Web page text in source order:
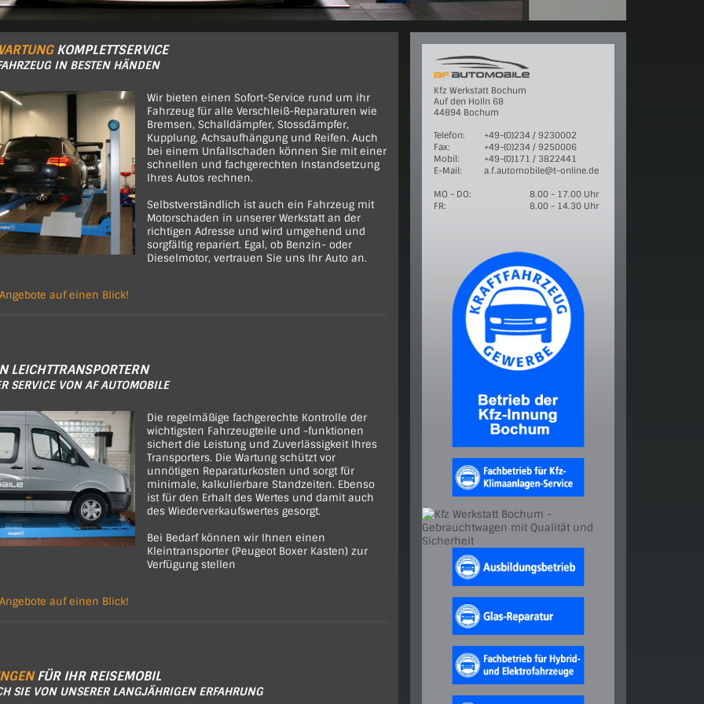
KOMPLETTSERVICE
IN BESTEN HÄNDEN
Wir bieten einen Sofort-Service rund um ihr
Fahrzeug für alle Verschleiß-Reparaturen wie
Bremsen, Schalldämpfer, Stossdämpfer,
Kupplung, Achsaufhängung und Reifen. Auch
bei einem Unfallschaden können Sie mit einer
schnellen und fachgerechten Instandsetzung
Ihres Autos rechnen.
Selbstverständlich ist auch ein Fahrzeug mit
Motorschaden in unserer Werkstatt an der
richtigen Adresse und wird umgehend und
sorgfältig repariert. Egal, ob Benzin- oder
Dieselmotor, vertrauen Sie uns Ihr Auto an.
auf einen Blick!
LEICHTTRANSPORTERN
SERVICE VON AF AUTOMOBILE
Die regelmäßige fachgerechte Kontrolle der
wichtigsten Fahrzeugteile und -funktionen
sichert die Leistung und Zuverlässigkeit Ihres
Transporters. Die Wartung schützt vor
unnötigen Reparaturkosten und sorgt für
minimale, kalkulierbare Standzeiten. Ebenso
ist für den Erhalt des Wertes und damit auch
des Wiederverkaufswertes gesorgt.
Bei Bedarf können wir Ihnen einen
Kleintransporter (Peugeot Boxer Kasten) zur
Verfügung stellen
auf einen Blick!
FÜR IHR REISEMOBIL
SIE VON UNSERER LANGJÄHRIGEN ERFAHRUNG
Kfz Werkstatt Bochum
Auf den Holln 68
44894 Bochum
Telefon:
+49-(0)234 / 9230002
Fax:
+49-(0)234 / 9250006
Mobil:
+49-(0)171 / 3822441
E-Mail:
a.f.automobile@t-online.de
MO - DO:
8.00 - 17.00 Uhr
FR:
8.00 - 14.30 Uhr